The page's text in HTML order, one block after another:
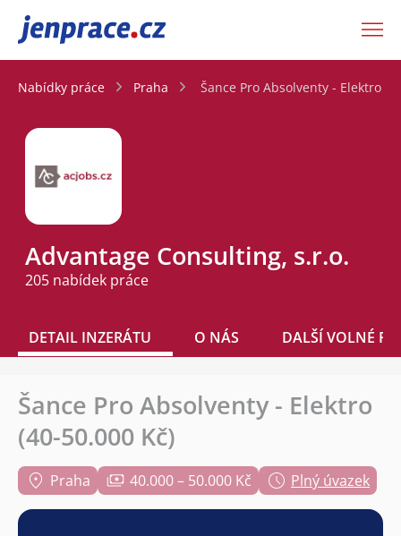
JenPráce.cz
Nabídky práce Praha Šance Pro Absolventy - Elektro
Advantage Consulting, s.r.o.
205 nabídek práce
DETAIL INZERÁTU O NÁS DALŠÍ VOLNÉ
Šance Pro Absolventy - Elektro
(40-50.000 Kč)
Praha 40.000 – 50.000 Kč Plný úvazek